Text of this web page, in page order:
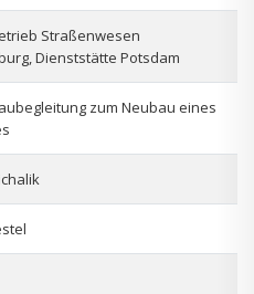
Straßenwesen
Dienststätte Potsdam
zum Neubau eines